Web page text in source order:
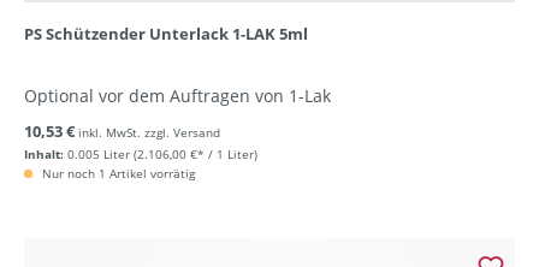
PS Schützender Unterlack 1-LAK 5ml
Optional vor dem Auftragen von 1-Lak
Inhalt: 0.005 Liter (2.106,00 €* / 1 Liter)
10,53 € inkl. MwSt. zzgl. Versand
Nur noch 1 Artikel vorrätig